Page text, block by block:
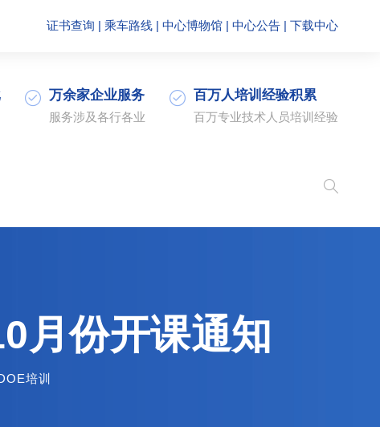
证书查询 | 乘车路线 | 中心博物馆 | 中心公告 | 下载中心
万余家企业服务
服务涉及各行各业
百万人培训经验积累
百万专业技术人员培训经验
月份开课通知
培训